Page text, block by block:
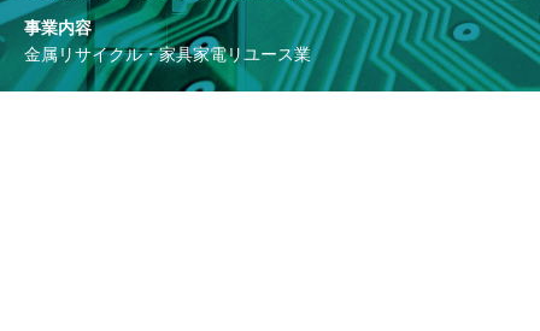
事業内容
金属リサイクル・家具家電リユース業